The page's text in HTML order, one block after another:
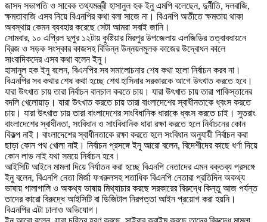
জাসদ সভাপতি ও সাবেক তথ্যমন্ত্রী হাসানুল হক ইনু এমপি বলেছেন, দুর্নীতি, দলবাজি,
ক্ষমতাবাজি এসব নিয়ে বিএনপির কথা বলা সাজে না। বিএনপি অতীতে ক্ষমতায় থাকা
অবস্থায় কেমন ব্যবহার করেছে সেটা আমরা সবাই জানি।
সোমবার, ১০ এপ্রিল দুপুর ১২টায় কুষ্টিয়ার মিরপুর উপজেলায় এলজিডির তত্বাবধায়নে
ব্রিজ ও সড়ক সংস্কার কাজসহ বিভিন্ন উন্নয়নমূলক কাজের উদ্বোধন কালে
সাংবাদিকদের এসব কথা বলেন ইনু।
হাসানুল হক ইনু বলেন, বিএনপির সব সমালোচনার শেষ কথা হলো নির্বাচন করব না।
বিএনপির সব কথার শেষ কথা হচ্ছে শেখ হাসিনার সরকারকে আগে উৎখাত করতে হবে।
যারা উৎখাত চায় তারা নির্বাচন বানচাল করতে চায়। যারা উৎখাত চায় তারা পাকিস্তানের
বদলি খেলোয়াড়। যারা উৎখাত করতে চায় তারা বাংলাদেশের স্বাধীনতাকে ধ্বংস করতে
চায়। যারা উৎখাত চায় তারা বাংলাদেশের সাংবিধানিক ধারাকে ধ্বংস করতে চাই। সুতরাং
বাংলাদেশের স্বাধীনতা, সংবিধান ও সাংবিধানিক ধারা রক্ষা করতে হলে নির্বাচনের কোন
বিকল্প নাই। বাংলাদেশের স্বাধীনতাকে রক্ষা করতে হলে সংবিধান অনুযায়ী নির্বাচন করা
ছাড়া কোন পথ খোলা নাই। নির্বাচন প্রসঙ্গে ইনু আরো বলেন, বিদেশীদের কাছে ধর্ণা দিয়ে
কোন লাভ নাই যথা সময়ে নির্বাচন হবে।
আইসিটি আইনে মামলা দিয়ে নির্যাতন করা হচ্ছে বিএনপি নেতাদের এমন বক্তব্য প্রসঙ্গে
ইনু বলেন, বিএনপি নেতা মির্জা ফখরুলসহ শতাধিক বিএনপি নেতারা প্রতিদিন অকথ্য
ভাষায় গালাগালি ও অকথ্য ভাষায় মিথ্যাচার করছে সরকারের বিরুদ্ধে কিন্তু আজ পর্যন্ত
তাদের কারো বিরুদ্ধে আইসিটি বা ডিজিটাল নিরপত্তা আইন প্রয়োগ করা হয়নি।
বিএনপির এটা ঢালাও অভিযোগ।